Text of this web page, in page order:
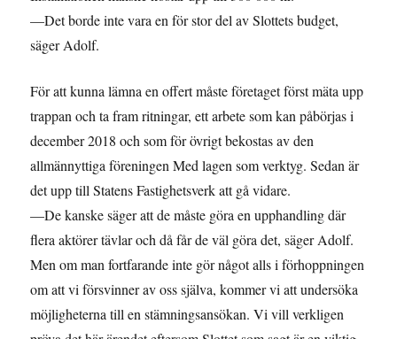
—Det borde inte vara en för stor del av Slottets budget,
säger Adolf.
För att kunna lämna en offert måste företaget först mäta upp
trappan och ta fram ritningar, ett arbete som kan påbörjas i
december 2018 och som för övrigt bekostas av den
allmännyttiga föreningen Med lagen som verktyg. Sedan är
det upp till Statens Fastighetsverk att gå vidare.
—De kanske säger att de måste göra en upphandling där
flera aktörer tävlar och då får de väl göra det, säger Adolf.
Men om man fortfarande inte gör något alls i förhoppningen
om att vi försvinner av oss själva, kommer vi att undersöka
möjligheterna till en stämningsansökan. Vi vill verkligen